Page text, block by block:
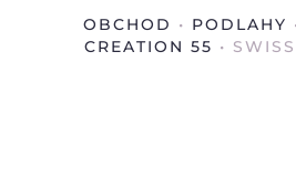
OBCHOD • PODLAHY
CREATION 55 •